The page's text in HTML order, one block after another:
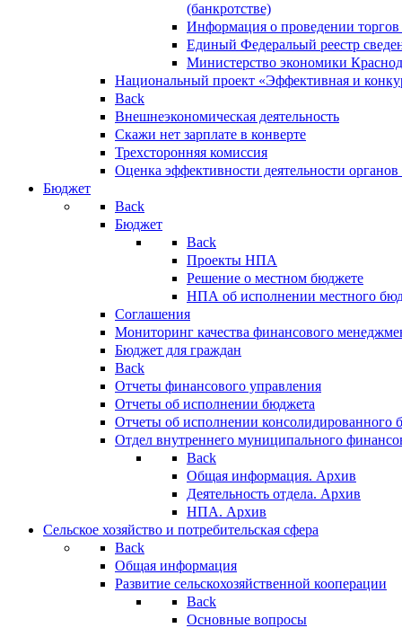
(банкротстве)
Информация о проведении
Единый Федеральый реестр
Министерство экономики
Национальный проект «Эффективная и
Back
Внешнеэкономическая деятельность
Скажи нет зарплате в конверте
Трехсторонняя комиссия
Оценка эффективности деятельности
Бюджет
Back
Бюджет
Back
Проекты НПА
Решение о местном бюджете
НПА об исполнении местного
Соглашения
Мониторинг качества финансового
Бюджет для граждан
Back
Отчеты финансового управления
Отчеты об исполнении бюджета
Отчеты об исполнении консолидированного
Отдел внутреннего муниципального
Back
Общая информация. Архив
Деятельность отдела. Архив
НПА. Архив
Сельское хозяйство и потребительская сфера
Back
Общая информация
Развитие сельскохозяйственной кооперации
Back
Основные вопросы